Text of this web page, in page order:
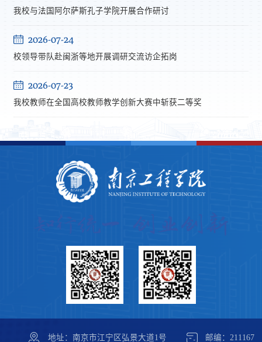
我校与法国阿尔萨斯孔子学院开展合作研讨
2026-07-24
校领导带队赴闽浙等地开展调研交流访企拓岗
2026-07-23
我校教师在全国高校教师教学创新大赛中斩获二等奖
地址：南京市江宁区弘景大道1号 邮编：211167